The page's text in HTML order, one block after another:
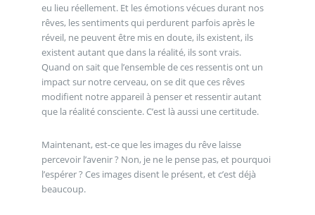
eu lieu réellement. Et les émotions vécues durant nos
rêves, les sentiments qui perdurent parfois après le
réveil, ne peuvent être mis en doute, ils existent, ils
existent autant que dans la réalité, ils sont vrais.
Quand on sait que l’ensemble de ces ressentis ont un
impact sur notre cerveau, on se dit que ces rêves
modifient notre appareil à penser et ressentir autant
que la réalité consciente. C’est là aussi une certitude.
Maintenant, est-ce que les images du rêve laisse
percevoir l’avenir ? Non, je ne le pense pas, et pourquoi
l’espérer ? Ces images disent le présent, et c’est déjà
beaucoup.